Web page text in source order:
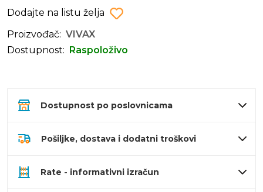
Dodajte na listu želja
Proizvođač: VIVAX
Dostupnost:
Raspoloživo
Dostupnost po poslovnicama
Pošiljke, dostava i dodatni troškovi
Rate - informativni izračun